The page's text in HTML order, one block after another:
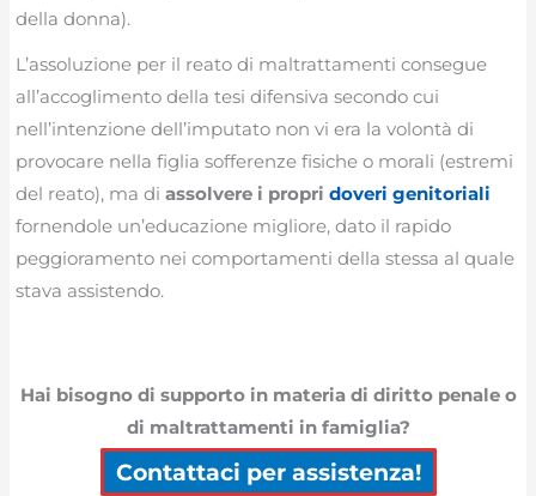
della donna).
L’assoluzione per il reato di maltrattamenti consegue
all’accoglimento della tesi difensiva secondo cui
nell’intenzione dell’imputato non vi era la volontà di
provocare nella figlia sofferenze fisiche o morali (estremi
del reato), ma diassolvere i propridoveri genitoriali
fornendole un’educazione migliore, dato il rapido
peggioramento nei comportamenti della stessa al quale
stava assistendo.
Hai bisogno di supporto in materia di diritto penale o
di maltrattamenti in famiglia?
Contattaci per assistenza!